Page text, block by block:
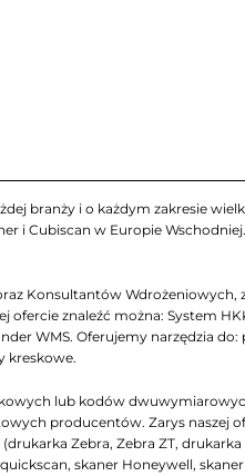
branży i o każdym zakresie
i Cubiscan w Europie
Konsultantów Wdrożeniowych,
znaleźć można: System
WMS. Oferujemy narzędzia
kreskowe.
lub kodów
producentów. Zarys naszej
Zebra, Zebra ZT,
skaner Honeywell,